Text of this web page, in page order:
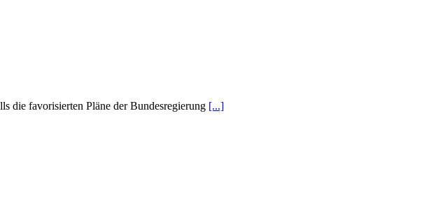
die favorisierten Pläne der Bundesregierung [...]